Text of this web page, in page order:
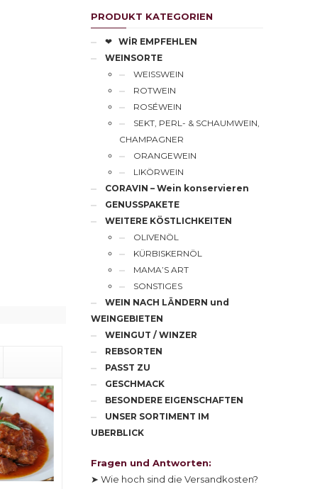
PRODUKT KATEGORIEN
❤WİR EMPFEHLEN
WEINSORTE
WEISSWEIN
ROTWEIN
ROSÉWEIN
SEKT, PERL- & SCHAUMWEIN,
CHAMPAGNER
ORANGEWEIN
LIKÖRWEIN
CORAVIN – Wein konservieren
GENUSSPAKETE
WEITERE KÖSTLICHKEITEN
OLIVENÖL
KÜRBISKERNÖL
MAMA’S ART
SONSTIGES
WEIN NACH LÄNDERN und
WEINGEBIETEN
WEINGUT / WINZER
REBSORTEN
PASST ZU
GESCHMACK
BESONDERE EIGENSCHAFTEN
UNSER SORTIMENT IM
UBERBLICK
Fragen und Antworten:
➤ Wie hoch sind die Versandkosten?